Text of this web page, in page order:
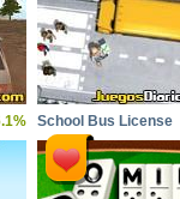
School Bus License